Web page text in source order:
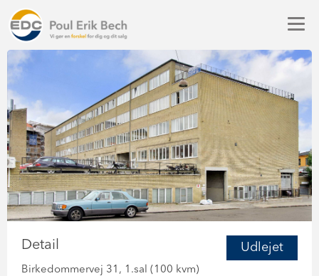
Udlejet
Detail
Birkedommervej 31, 1.sal (100 kvm)